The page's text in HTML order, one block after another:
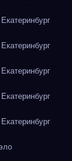
Екатеринбург
Екатеринбург
Екатеринбург
Екатеринбург
Екатеринбург